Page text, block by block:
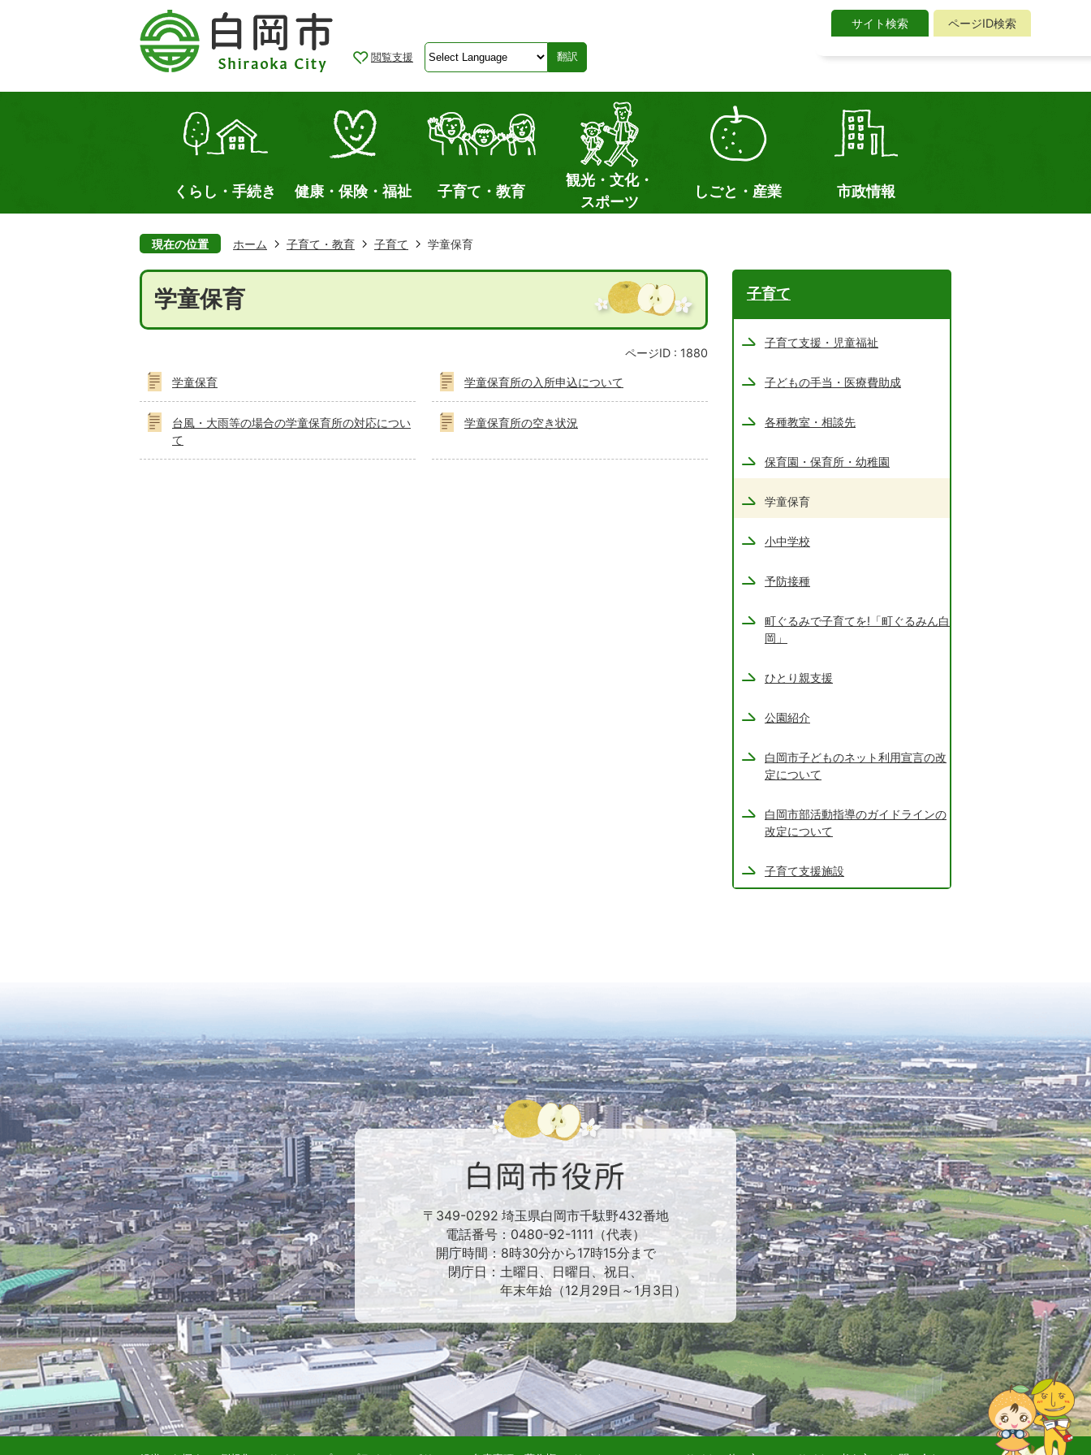
閲覧支援 翻訳
サイト検索
ページID検索
イ
検
くらし・手続き 健康・保険・福祉 子育て・教育
観光・文化・
スポーツ
しごと・産業 市政情報
現在の位置 ホーム 子育て・教育 子育て 学童保育
学童保育
ページID : 1880
学童保育 学童保育所の入所申込について
台風・大雨等の場合の学童保育所の対応につい
て
学童保育所の空き状況
子育て
子育て支援・児童福祉
子どもの手当・医療費助成
各種教室・相談先
保育園・保育所・幼稚園
学童保育
小中学校
予防接種
町ぐるみで子育てを!「町ぐるみん白
岡」
ひとり親支援
公園紹介
白岡市子どものネット利用宣言の改
定について
白岡市部活動指導のガイドラインの
改定について
子育て支援施設
〒349-0292 埼玉県白岡市千駄野432番地
電話番号：0480-92-1111（代表）
開庁時間：8時30分から17時15分まで
閉庁日：土曜日、日曜日、祝日、
年末年始（12月29日～1月3日）